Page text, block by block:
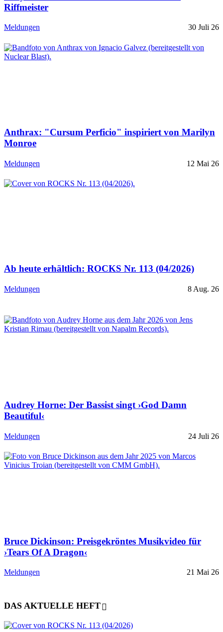
Riffmeister
Meldungen 30 Juli 26
Anthrax: "Cursum Perficio" inspiriert von Marilyn
Monroe
Meldungen 12 Mai 26
Ab heute erhältlich: ROCKS Nr. 113 (04/2026)
Meldungen 8 Aug. 26
Audrey Horne: Der Bassist singt ›God Damn
Beautiful‹
Meldungen 24 Juli 26
Bruce Dickinson: Preisgekröntes Musikvideo für
›Tears Of A Dragon‹
Meldungen 21 Mai 26
DAS AKTUELLE HEFT